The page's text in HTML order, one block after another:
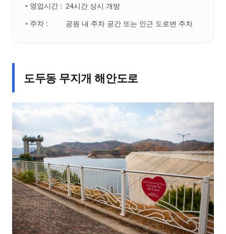
• 영업시간 : 24시간 상시 개방
• 주차 :
공원 내 주차 공간 또는 인근 도로변 주차
도두동 무지개 해안도로